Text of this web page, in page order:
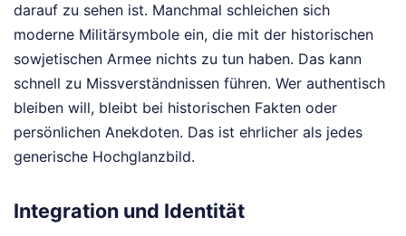
darauf zu sehen ist. Manchmal schleichen sich
moderne Militärsymbole ein, die mit der historischen
sowjetischen Armee nichts zu tun haben. Das kann
schnell zu Missverständnissen führen. Wer authentisch
bleiben will, bleibt bei historischen Fakten oder
persönlichen Anekdoten. Das ist ehrlicher als jedes
generische Hochglanzbild.
Integration und Identität